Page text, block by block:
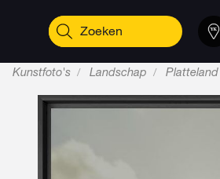
Kunstfoto's Landschap Platteland